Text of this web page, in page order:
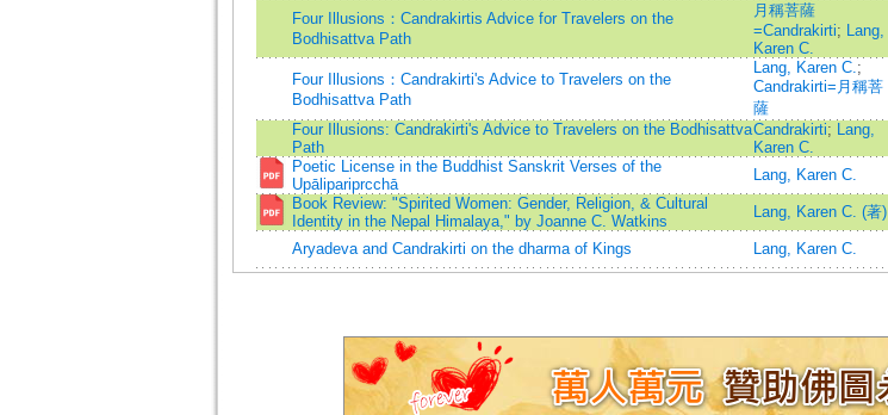
Four Illusions：Candrakirtis Advice for Travelers on the
Bodhisattva Path
月稱菩薩
=Candrakirti; Lang,
Karen C.
Four Illusions：Candrakirti's Advice to Travelers on the
Bodhisattva Path
Lang, Karen C.;
Candrakirti=月稱菩
薩
Four Illusions: Candrakirti's Advice to Travelers on the Bodhisattva
Path
Candrakirti; Lang,
Karen C.
Poetic License in the Buddhist Sanskrit Verses of the
Upālipariprcchā
Lang, Karen C.
Book Review: "Spirited Women: Gender, Religion, & Cultural
Identity in the Nepal Himalaya," by Joanne C. Watkins
Lang, Karen C. (著)
Aryadeva and Candrakirti on the dharma of Kings Lang, Karen C.